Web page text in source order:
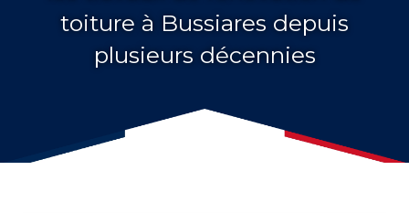
toiture à Bussiares depuis
plusieurs décennies